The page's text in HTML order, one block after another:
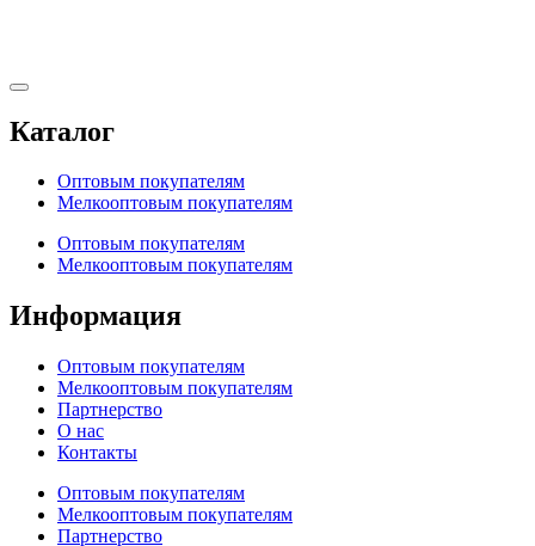
Каталог
Оптовым покупателям
Мелкооптовым покупателям
Оптовым покупателям
Мелкооптовым покупателям
Информация
Оптовым покупателям
Мелкооптовым покупателям
Партнерство
О нас
Контакты
Оптовым покупателям
Мелкооптовым покупателям
Партнерство